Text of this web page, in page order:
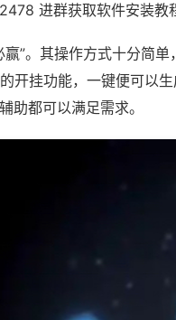
进群获取软件安装教
”。其操作方式十分简
开挂功能，一键便可以
助都可以满足需求。